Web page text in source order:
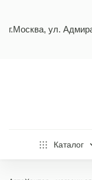
г.Москва, ул.
Каталог